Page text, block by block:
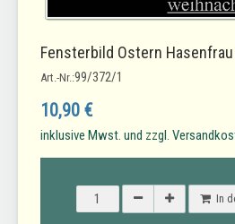
Fensterbild Ostern
Art.-Nr.:99/372/1
10,90 €
inklusive Mwst. und zzgl.
In